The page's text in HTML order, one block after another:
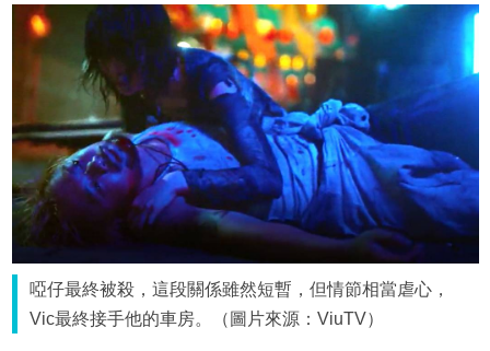
啞仔最終被殺，這段關係雖然短暫，但情節相當虐心，
Vic最終接手他的車房。（圖片來源：ViuTV）